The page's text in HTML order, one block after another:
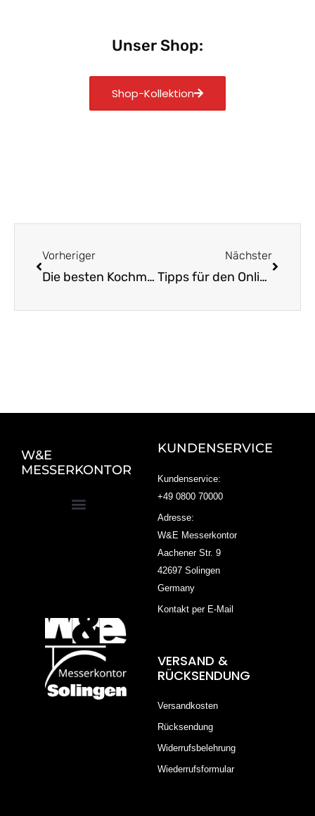
Unser Shop:
Shop-Kollektion
Vorheriger
Die besten Kochmesser aus Solingen im Überblick
Nächster
Tipps für den Online-Kauf von Solinger Messern
W&E
MESSERKONTOR
KUNDENSERVICE
Kundenservice:
+49 0800 70000
Adresse:
W&E Messerkontor
Aachener Str. 9
42697 Solingen
Germany
Kontakt per E-Mail
VERSAND &
RÜCKSENDUNG
Versandkosten
Rücksendung
Widerrufsbelehrung
Wiederrufsformular